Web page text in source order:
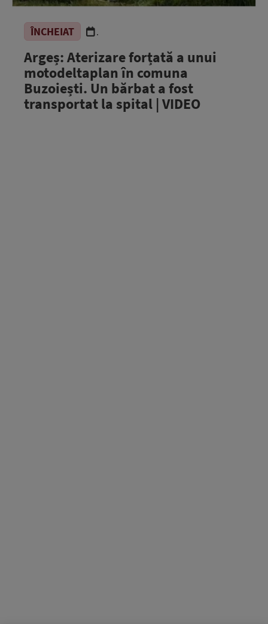
ÎNCHEIAT .
Argeș: Aterizare forțată a unui
motodeltaplan în comuna
Buzoiești. Un bărbat a fost
transportat la spital | VIDEO